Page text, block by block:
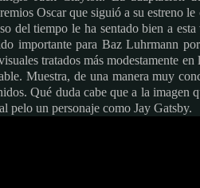
Oscar que siguió a su estreno
del tiempo le ha sentado bien a
importante para Baz Luhrmann
tratados más modestamente
Muestra, de una manera muy
Qué duda cabe que a la imagen
pelo un personaje como Jay Gatsby.